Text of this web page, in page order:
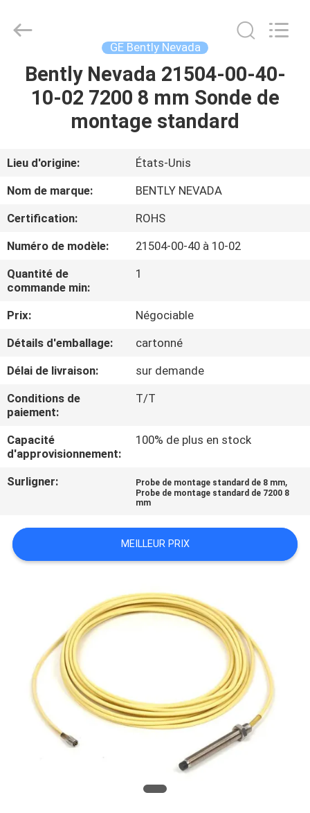
MAISON
PRODUITS
À
DE
NOUS
VISITE
DE
L'USINE
CONTRÔLE
DE
LA
QUALITÉ
NOUS
CONTACTER
NOUVELLES
DEMANDEZ
UN DEVIS
PLAN
INDUSTRY
Reserved.
GE Bently Nevada
Bently Nevada 21504-00-40-
10-02 7200 8 mm Sonde de
montage standard
Lieu d'origine:
États-Unis
Nom de marque:
BENTLY NEVADA
Certification:
ROHS
Numéro de modèle:
21504-00-40 à 10-02
Quantité de
commande min:
1
Prix:
Négociable
Détails d'emballage:
cartonné
Délai de livraison:
sur demande
Conditions de
paiement:
T/T
Capacité
d'approvisionnement:
100% de plus en stock
Surligner: Probe de montage standard de 8 mm,
Probe de montage standard de 7200 8
mm
MEILLEUR PRIX